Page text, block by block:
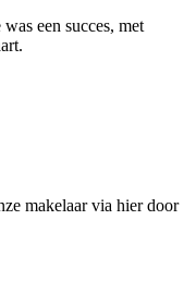
een succes, met
makelaar via hier door